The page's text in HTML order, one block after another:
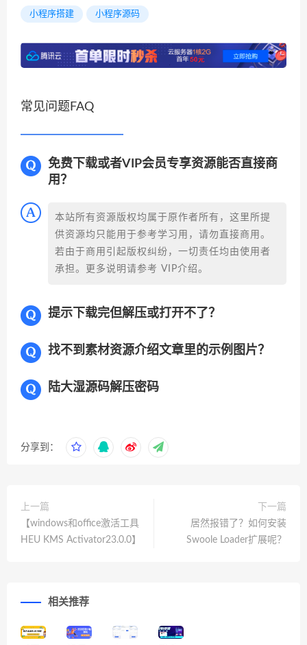
小程序搭建 小程序源码
常见问题FAQ
免费下载或者VIP会员专享资源能否直接商
用？
本站所有资源版权均属于原作者所有，这里所提
供资源均只能用于参考学习用，请勿直接商用。
若由于商用引起版权纠纷，一切责任均由使用者
承担。更多说明请参考 VIP介绍。
提示下载完但解压或打开不了？
找不到素材资源介绍文章里的示例图片？
陆大湿源码解压密码
分享到：
上一篇
【windows和office激活工具
HEU KMS Activator23.0.0】
下一篇
居然报错了？如何安装
Swoole Loader扩展呢？
相关推荐